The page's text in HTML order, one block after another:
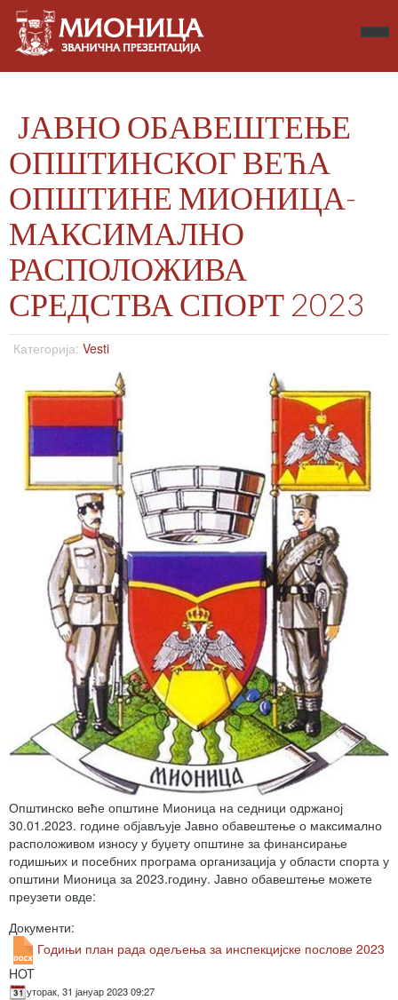
ЈАВНО ОБАВЕШТЕЊЕ
ОПШТИНСКОГ ВЕЋА
ОПШТИНЕ МИОНИЦА-
МАКСИМАЛНО
РАСПОЛОЖИВА
СРЕДСТВА СПОРТ 2023
Категорија: Vesti
Општинско веће општине Мионица на седници одржаној
30.01.2023. године објављује Јавно обавештење о максимално
расположивом износу у буџету општине за финансирање
годишњих и посебних програма организација у области спорта у
општини Мионица за 2023.годину. Јавно обавештење можете
преузети овде:
Документи:
Годињи план рада одељења за инспекцијске послове 2023
HOT
уторак, 31 јануар 2023 09:27